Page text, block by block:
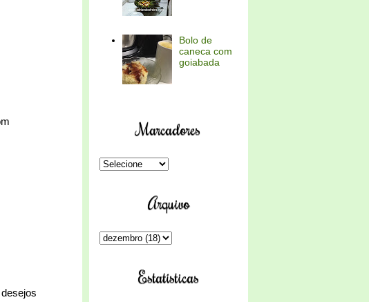
Bolo de
caneca com
goiabada
Marcadores
Arquivo
Estatísticas